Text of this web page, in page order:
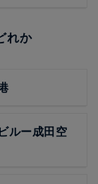
れか
ルー成田空